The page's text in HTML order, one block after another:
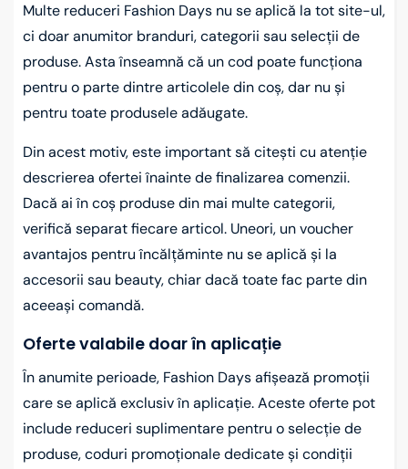
Multe reduceri Fashion Days nu se aplică la tot site-ul,
ci doar anumitor branduri, categorii sau selecții de
produse. Asta înseamnă că un cod poate funcționa
pentru o parte dintre articolele din coș, dar nu și
pentru toate produsele adăugate.
Din acest motiv, este important să citești cu atenție
descrierea ofertei înainte de finalizarea comenzii.
Dacă ai în coș produse din mai multe categorii,
verifică separat fiecare articol. Uneori, un voucher
avantajos pentru încălțăminte nu se aplică și la
accesorii sau beauty, chiar dacă toate fac parte din
aceeași comandă.
Oferte valabile doar în aplicație
În anumite perioade, Fashion Days afișează promoții
care se aplică exclusiv în aplicație. Aceste oferte pot
include reduceri suplimentare pentru o selecție de
produse, coduri promoționale dedicate și condiții